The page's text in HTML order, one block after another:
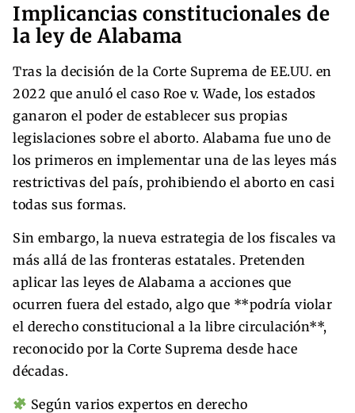
Implicancias constitucionales de
la ley de Alabama
Tras la decisión de la Corte Suprema de EE.UU. en
2022 que anuló el caso Roe v. Wade, los estados
ganaron el poder de establecer sus propias
legislaciones sobre el aborto. Alabama fue uno de
los primeros en implementar una de las leyes más
restrictivas del país, prohibiendo el aborto en casi
todas sus formas.
Sin embargo, la nueva estrategia de los fiscales va
más allá de las fronteras estatales. Pretenden
aplicar las leyes de Alabama a acciones que
ocurren fuera del estado, algo que **podría violar
el derecho constitucional a la libre circulación**,
reconocido por la Corte Suprema desde hace
décadas.
Según varios expertos en derecho